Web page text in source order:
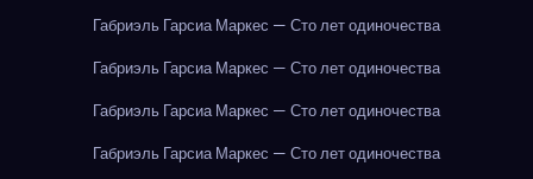
Габриэль Гарсиа Маркес — Сто лет одиночества
Габриэль Гарсиа Маркес — Сто лет одиночества
Габриэль Гарсиа Маркес — Сто лет одиночества
Габриэль Гарсиа Маркес — Сто лет одиночества